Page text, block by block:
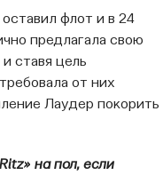
флот и в 24
предлагала свою
ставя цель
от них
Лаудер покорить
на пол, если